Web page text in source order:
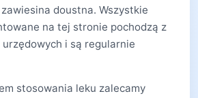
doustna. Wszystkie
na tej stronie pochodzą z
urzędowych i są regularnie
stosowania leku zalecamy